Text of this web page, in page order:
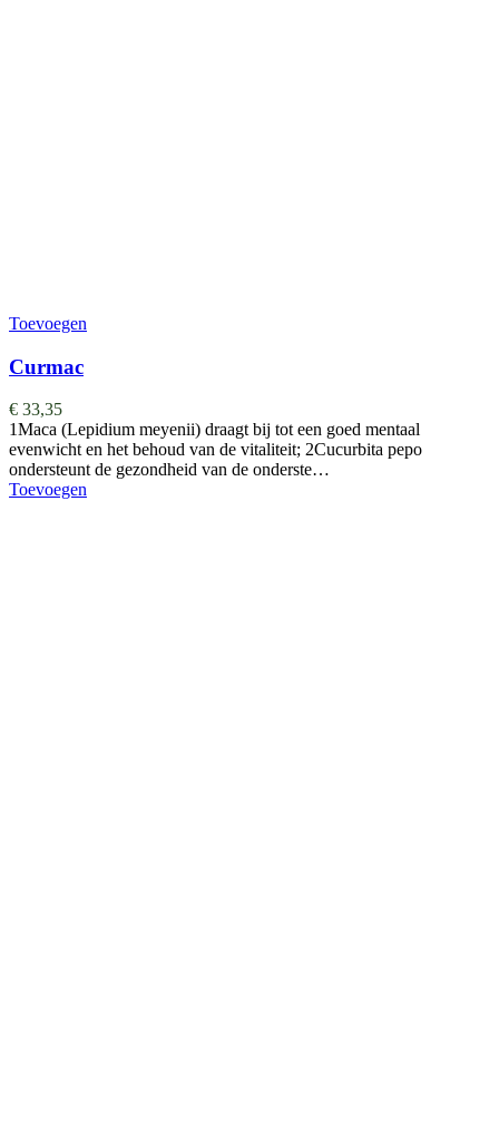
Toevoegen
Curmac
€ 33,35
1Maca (Lepidium meyenii) draagt bij tot een goed mentaal
evenwicht en het behoud van de vitaliteit; 2Cucurbita pepo
ondersteunt de gezondheid van de onderste…
Toevoegen